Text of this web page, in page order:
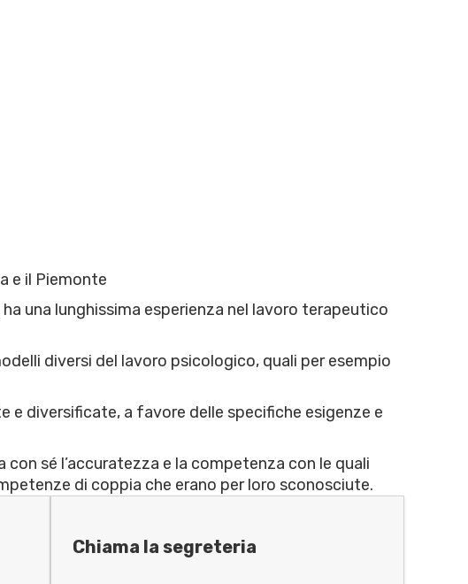
e il Piemonte
una lunghissima esperienza nel lavoro terapeutico
diversi del lavoro psicologico, quali per esempio
diversificate, a favore delle specifiche esigenze e
sé l’accuratezza e la competenza con le quali
di coppia che erano per loro sconosciute.
Chiama la segreteria